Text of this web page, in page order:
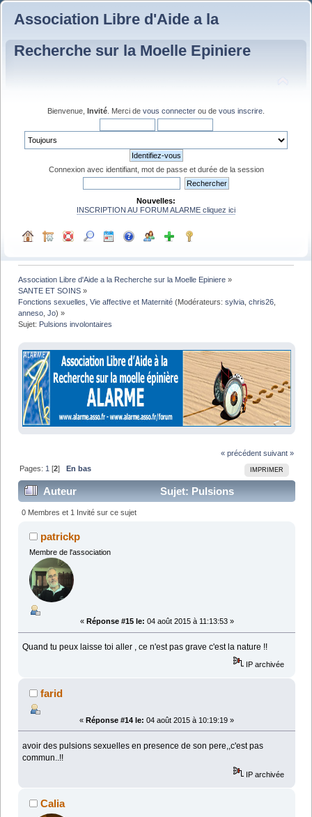
Association Libre d'Aide a la
Recherche sur la Moelle Epiniere
Bienvenue, Invité . Merci de vous connecter ou de vous inscrire
Connexion avec identifiant, mot de passe et durée de la session
Nouvelles:
INSCRIPTION AU FORUM ALARME cliquez ici
Association Libre d'Aide a la Recherche sur la Moelle Epiniere »
SANTE ET SOINS »
Fonctions sexuelles, Vie affective et Maternité (Modérateurs:sylvia ,chris26
anneso ,Jo) »
Sujet: Pulsions involontaires
« précédent suivant »
IMPRIMER
Pages: 1 [2] En bas
Auteur
Sujet: Pulsions
involontaires (Lu 43226 fois)
0 Membres et 1 Invité sur ce sujet
patrickp
Membre de l'association
« Réponse #15 le: 04 août 2015 à 11:13:53 »
Quand tu peux laisse toi aller , ce n'est pas grave c'est la nature !!
IP archivée
farid
« Réponse #14 le: 04 août 2015 à 10:19:19 »
avoir des pulsions sexuelles en presence de son pere,,c'est pas
commun..!!
IP archivée
Calia